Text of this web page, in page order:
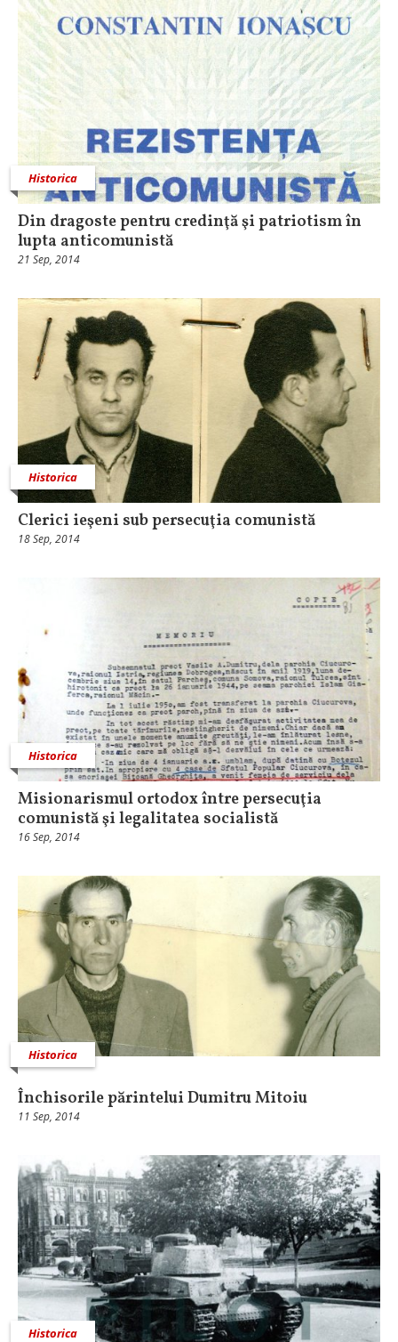
Historica
Din dragoste pentru credinţă şi patriotism în
lupta anticomunistă
21 Sep, 2014
Historica
Clerici ieşeni sub persecuţia comunistă
18 Sep, 2014
Historica
Misionarismul ortodox între persecuţia
comunistă şi legalitatea socialistă
16 Sep, 2014
Historica
Închisorile părintelui Dumitru Mitoiu
11 Sep, 2014
Historica